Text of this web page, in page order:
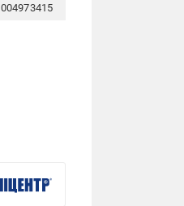
004973415